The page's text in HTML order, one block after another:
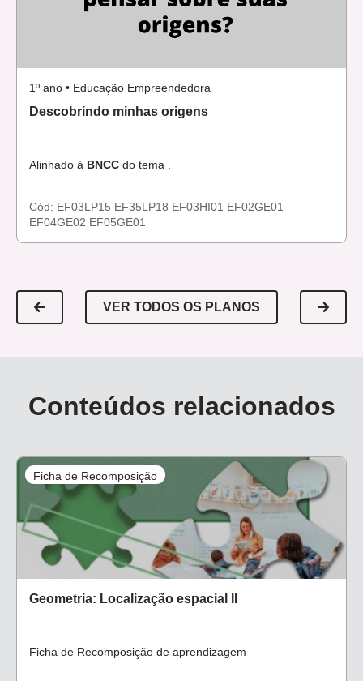
1º ano • Educação Empreendedora
Descobrindo minhas origens
Alinhado à BNCC do tema .
Cód: EF03LP15 EF35LP18 EF03HI01 EF02GE01
EF04GE02 EF05GE01
VER TODOS OS PLANOS
Conteúdos relacionados
Ficha de Recomposição
Geometria: Localização espacial II
Ficha de Recomposição de aprendizagem